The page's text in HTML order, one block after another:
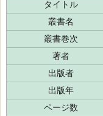
タイトル
叢書名
叢書巻次
著者
出版者
出版年
ページ数